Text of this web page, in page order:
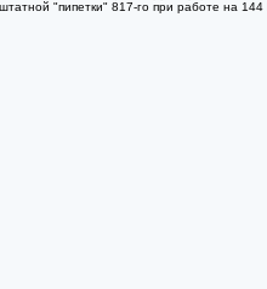
"пипетки" 817-го при работе на